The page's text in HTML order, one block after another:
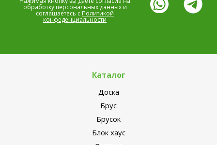
обработку персональных данных и
соглашаетесь с Политикой
конфеденциальности
Каталог
Доска
Брус
Брусок
Блок хаус